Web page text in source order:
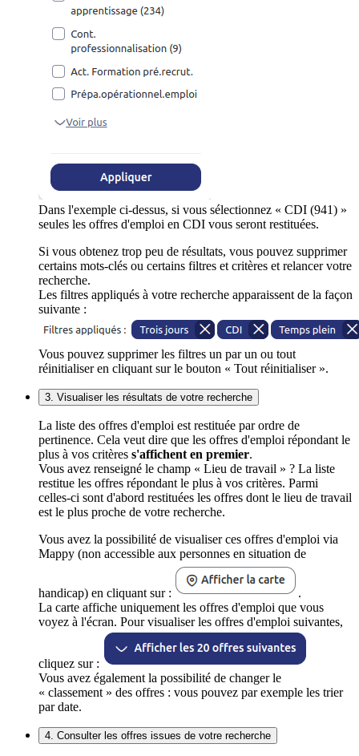
Dans l'exemple ci-dessus, si vous sélectionnez « CDI (941) »
seules les offres d'emploi en CDI vous seront restituées.
Si vous obtenez trop peu de résultats, vous pouvez supprimer
certains mots-clés ou certains filtres et critères et relancer votre
recherche.
Les filtres appliqués à votre recherche apparaissent de la façon
suivante :
Vous pouvez supprimer les filtres un par un ou tout
réinitialiser en cliquant sur le bouton « Tout réinitialiser ».
3. Visualiser les résultats de votre recherche
La liste des offres d'emploi est restituée par ordre de
pertinence. Cela veut dire que les offres d'emploi répondant le
plus à vos critères s'affichent en premier.
Vous avez renseigné le champ « Lieu de travail » ? La liste
restitue les offres répondant le plus à vos critères. Parmi
celles-ci sont d'abord restituées les offres dont le lieu de travail
est le plus proche de votre recherche.
Vous avez la possibilité de visualiser ces offres d'emploi via
Mappy (non accessible aux personnes en situation de
handicap) en cliquant sur :
.
La carte affiche uniquement les offres d'emploi que vous
voyez à l'écran. Pour visualiser les offres d'emploi suivantes,
cliquez sur :
Vous avez également la possibilité de changer le
« classement » des offres : vous pouvez par exemple les trier
par date.
4. Consulter les offres issues de votre recherche